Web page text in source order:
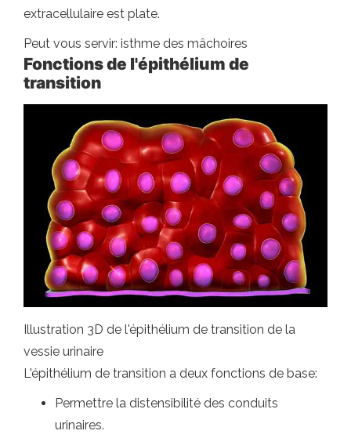
extracellulaire est plate.
Peut vous servir: isthme des mâchoires
Fonctions de l'épithélium de
transition
Illustration 3D de l'épithélium de transition de la
vessie urinaire
L'épithélium de transition a deux fonctions de base:
Permettre la distensibilité des conduits
urinaires.